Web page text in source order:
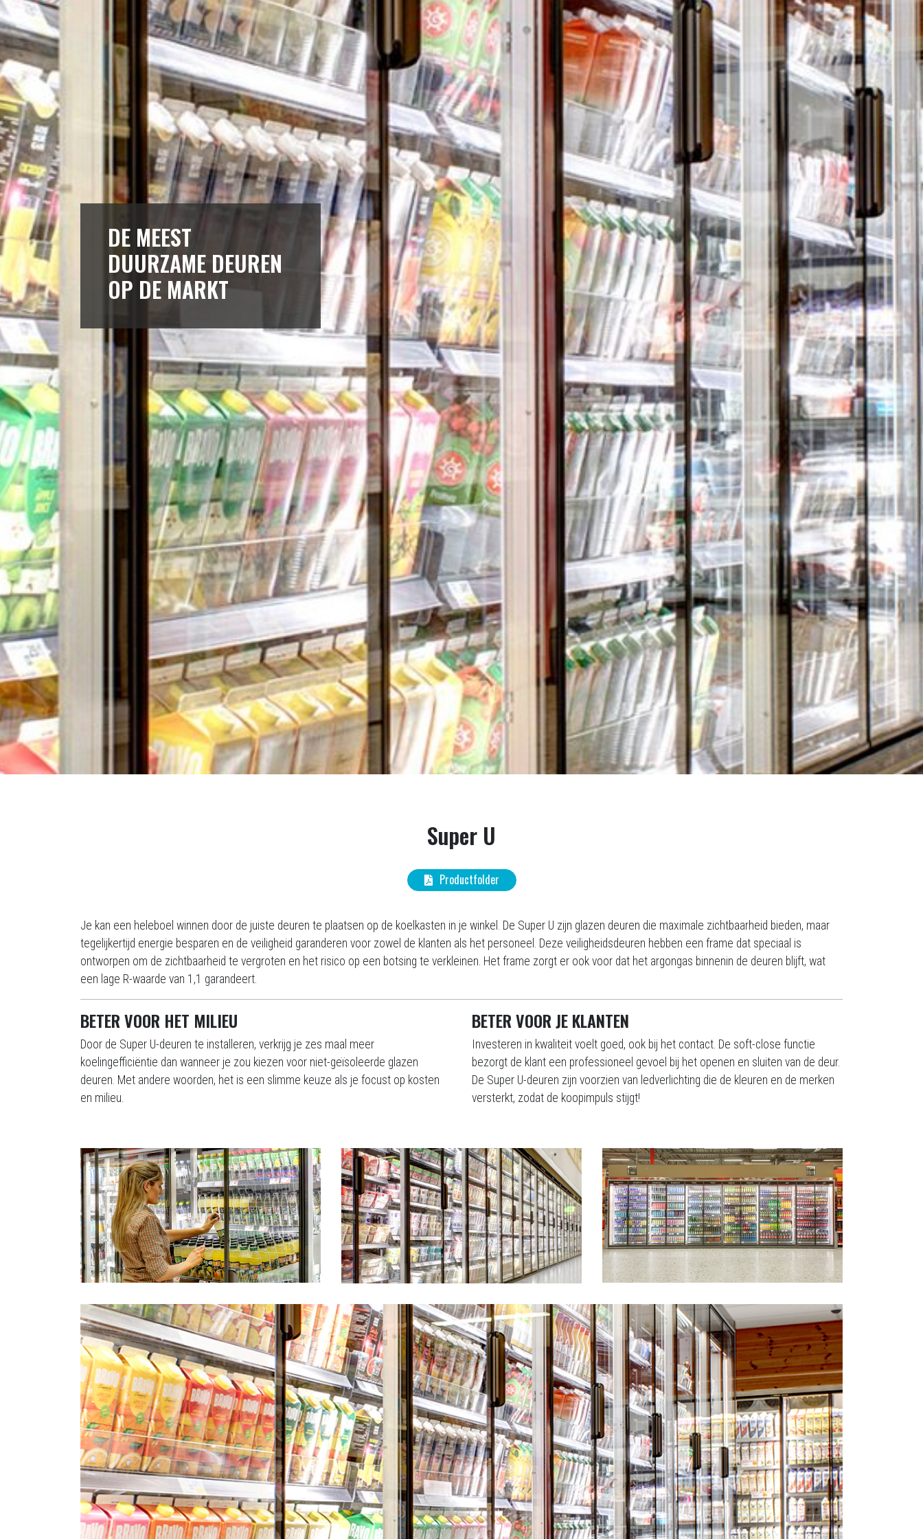
DE MEEST
DUURZAME DEUREN
OP DE MARKT
Super U
Productfolder
Je kan een heleboel winnen door de juiste deuren te plaatsen op de koelkasten in je winkel. De Super U zijn glazen deuren die maximale zichtbaarheid bieden, maar
tegelijkertijd energie besparen en de veiligheid garanderen voor zowel de klanten als het personeel. Deze veiligheidsdeuren hebben een frame dat speciaal is
ontworpen om de zichtbaarheid te vergroten en het risico op een botsing te verkleinen. Het frame zorgt er ook voor dat het argongas binnenin de deuren blijft, wat
een lage R-waarde van 1,1 garandeert.
BETER VOOR HET MILIEU
Door de Super U-deuren te installeren, verkrijg je zes maal meer
koelingefficiëntie dan wanneer je zou kiezen voor niet-geïsoleerde glazen
deuren. Met andere woorden, het is een slimme keuze als je focust op kosten
en milieu.
BETER VOOR JE KLANTEN
Investeren in kwaliteit voelt goed, ook bij het contact. De soft-close functie
bezorgt de klant een professioneel gevoel bij het openen en sluiten van de deur.
De Super U-deuren zijn voorzien van ledverlichting die de kleuren en de merken
versterkt, zodat de koopimpuls stijgt!